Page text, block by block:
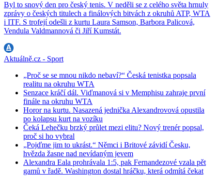
Byl to snový den pro český tenis. V neděli se z celého světa hrnuly
zprávy o českých titulech a finálových bitvách z okruhů ATP, WTA
i ITF. S trofejí odešli z kurtu Laura Samson, Barbora Palicová,
Vendula Valdmannová či Jiří Kumstát.
Aktuálně.cz - Sport
„Proč se se mnou nikdo nebaví?“ Česká tenistka popsala
realitu na okruhu WTA
Senzace kráčí dál. Viďmanová si v Memphisu zahraje první
finále na okruhu WTA
Horor na kurtu. Nasazená jednička Alexandrovová opustila
po kolapsu kurt na vozíku
Čeká Lehečku brzký průlet mezi elitu? Nový trenér popsal,
proč si ho vybral
„Pojďme jim to ukrást.“ Němci i Britové závidí Česku,
hvězda žasne nad nevídaným jevem
Alexandra Eala prohrávala 1:5, pak Fernandezové vzala pět
gamů v řadě. Washington dostal hráčku, která odmítá čekat